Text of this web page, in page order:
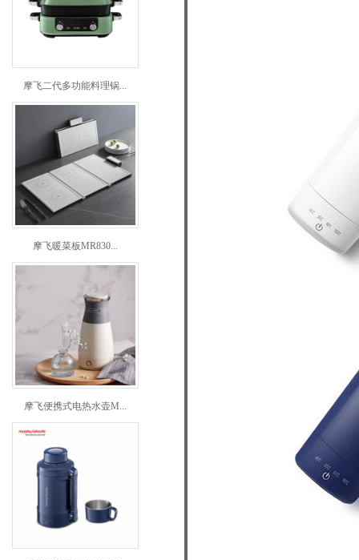
摩飞二代多功能料理锅...
摩飞暖菜板MR830...
摩飞便携式电热水壶M...